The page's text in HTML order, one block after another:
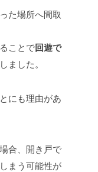
た場所へ間取
ことで回遊で
ました。
にも理由があ
合、開き戸で
まう可能性が